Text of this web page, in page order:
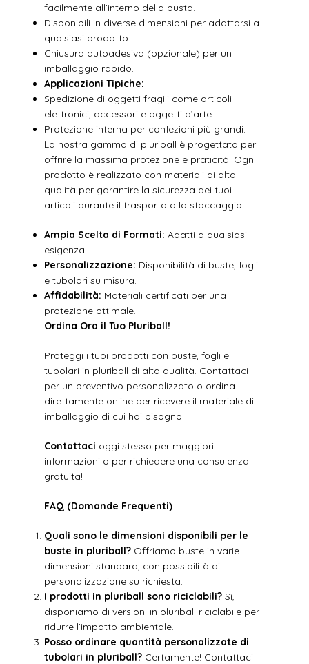
facilmente all’interno della busta.
Disponibili in diverse dimensioni per adattarsi a
qualsiasi prodotto.
Chiusura autoadesiva (opzionale) per un
imballaggio rapido.
Applicazioni Tipiche:
Spedizione di oggetti fragili come articoli
elettronici, accessori e oggetti d’arte.
Protezione interna per confezioni più grandi.
La nostra gamma di pluriball è progettata per
offrire la massima protezione e praticità. Ogni
prodotto è realizzato con materiali di alta
qualità per garantire la sicurezza dei tuoi
articoli durante il trasporto o lo stoccaggio.
Ampia Scelta di Formati: Adatti a qualsiasi
esigenza.
Personalizzazione: Disponibilità di buste, fogli
e tubolari su misura.
Affidabilità: Materiali certificati per una
protezione ottimale.
Ordina Ora il Tuo Pluriball!
Proteggi i tuoi prodotti con buste, fogli e
tubolari in pluriball di alta qualità. Contattaci
per un preventivo personalizzato o ordina
direttamente online per ricevere il materiale di
imballaggio di cui hai bisogno.
Contattaci oggi stesso per maggiori
informazioni o per richiedere una consulenza
gratuita!
FAQ (Domande Frequenti)
Quali sono le dimensioni disponibili per le
buste in pluriball? Offriamo buste in varie
dimensioni standard, con possibilità di
personalizzazione su richiesta.
I prodotti in pluriball sono riciclabili? Sì,
disponiamo di versioni in pluriball riciclabile per
ridurre l’impatto ambientale.
Posso ordinare quantità personalizzate di
tubolari in pluriball? Certamente! Contattaci